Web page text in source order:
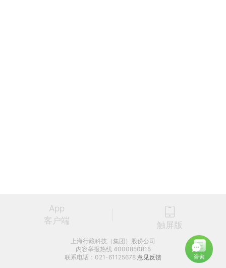
App
客户端
触屏版
上海行藏科技（集团）股份公司
内容举报热线 4000850815
联系电话：021-61125678 意见反馈